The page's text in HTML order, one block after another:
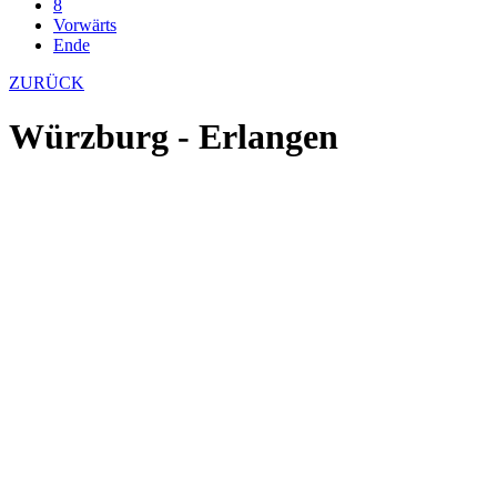
8
Vorwärts
Ende
ZURÜCK
Würzburg - Erlangen